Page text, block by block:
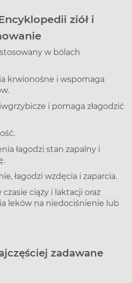
ziół i
w bólach
krwionośne i wspomaga
i pomaga złagodzić
łagodzi stan zapalny i
łagodzi wzdęcia i zaparcia.
ciąży i laktacji oraz
leków na niedociśnienie lub
zadawane